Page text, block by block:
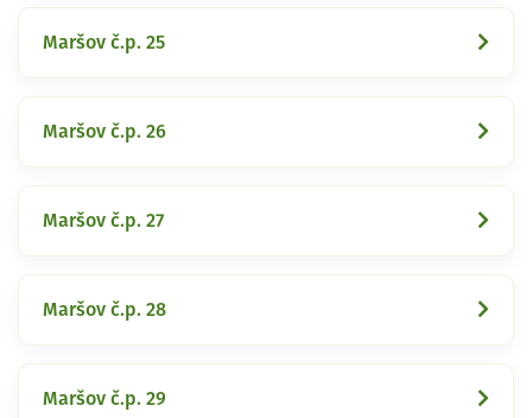
Maršov č.p. 25
Maršov č.p. 26
Maršov č.p. 27
Maršov č.p. 28
Maršov č.p. 29